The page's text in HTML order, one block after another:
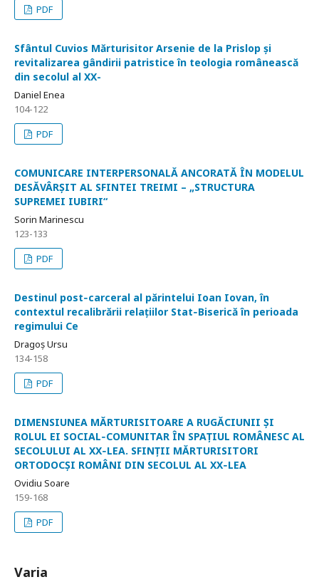
PDF
Sfântul Cuvios Mărturisitor Arsenie de la Prislop și
revitalizarea gândirii patristice în teologia românească
din secolul al XX-
Daniel Enea
104-122
PDF
COMUNICARE INTERPERSONALĂ ANCORATĂ ÎN MODELUL
DESĂVÂRȘIT AL SFINTEI TREIMI – „STRUCTURA
SUPREMEI IUBIRI“
Sorin Marinescu
123-133
PDF
Destinul post‑carceral al părintelui Ioan Iovan, în
contextul recalibrării relațiilor Stat‑Biserică în perioada
regimului Ce
Dragoș Ursu
134-158
PDF
DIMENSIUNEA MĂRTURISITOARE A RUGĂCIUNII ȘI
ROLUL EI SOCIAL‑COMUNITAR ÎN SPAȚIUL ROMÂNESC AL
SECOLULUI AL XX‑LEA. SFINȚII MĂRTURISITORI
ORTODOCȘI ROMÂNI DIN SECOLUL AL XX‑LEA
Ovidiu Soare
159-168
PDF
Varia